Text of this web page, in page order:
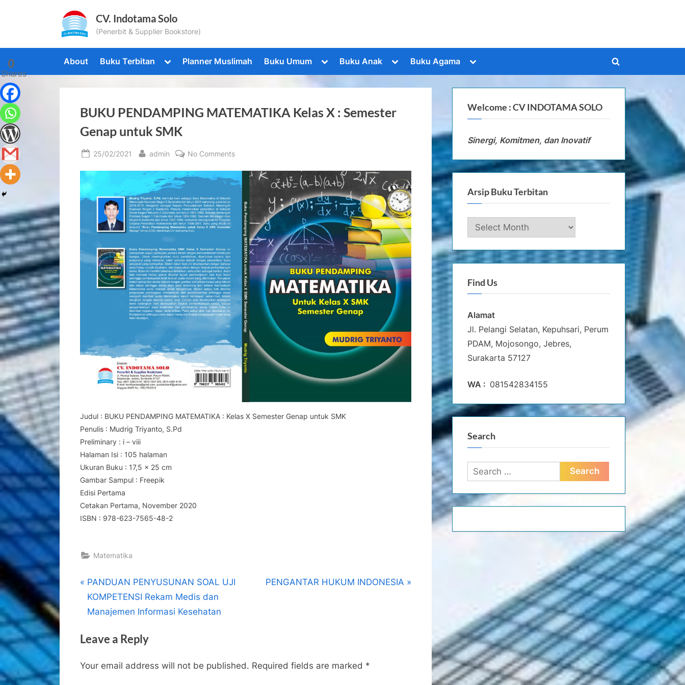
CV. Indotama Solo
(Penerbit & Supplier Bookstore)
About Buku Terbitan
Toggle
menu
Planner Muslimah Buku Umum
Toggle
menu
Buku Anak
Toggle
menu
Buku Agama
Toggle
menu
Toggle
form
BUKU PENDAMPING MATEMATIKA Kelas X : Semester
Genap untuk SMK
Posted
25/02/2021 By
admin No Commentson
PENDAMPING
MATEMATIKA
Kelas
Semester
Genap
untuk
SMK
Judul : BUKU PENDAMPING MATEMATIKA : Kelas X Semester Genap untuk SMK
Penulis : Mudrig Triyanto, S.Pd
Preliminary : i – viii
Halaman Isi : 105 halaman
Ukuran Buku : 17,5 x 25 cm
Gambar Sampul : Freepik
Edisi Pertama
Cetakan Pertama, November 2020
ISBN : 978-623-7565-48-2
0
Shares
Matematika
Post
navigation
P
r
e
i
u
PANDUAN PENYUSUNAN SOAL UJI
KOMPETENSI Rekam Medis dan
Manajemen Informasi Kesehatan
N
s
PENGANTAR HUKUM INDONESIA
Leave a Reply
Your email address will not be published. Required fields are marked *
Welcome : CV INDOTAMA SOLO
Sinergi, Komitmen, dan Inovatif
Arsip Buku Terbitan
Arsip
Buku
Terbitan
Find Us
Alamat
Jl. Pelangi Selatan, Kepuhsari, Perum
PDAM, Mojosongo, Jebres,
Surakarta 57127
WA : 081542834155
Search
Search
for: